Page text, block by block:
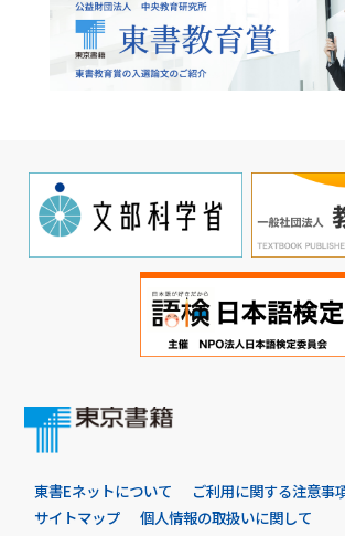
東書Eネットについて ご利用に関する注意事
サイトマップ
個人情報の取扱いに関して